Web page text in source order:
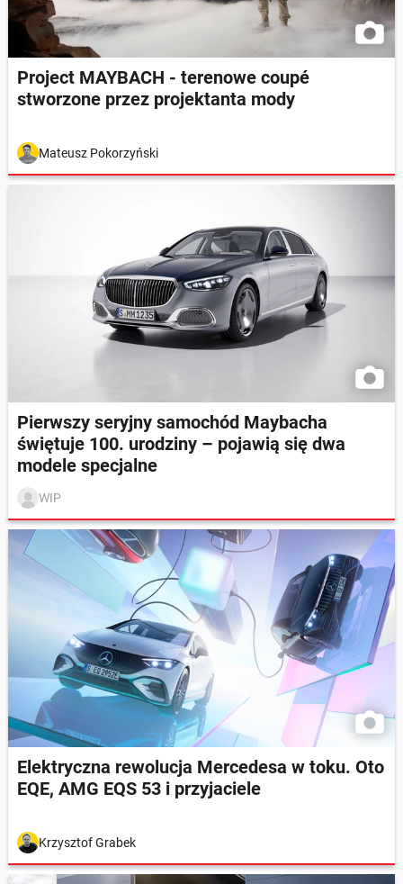
Project MAYBACH - terenowe coupé
stworzone przez projektanta mody
Mateusz Pokorzyński
Pierwszy seryjny samochód Maybacha
świętuje 100. urodziny – pojawią się dwa
modele specjalne
WIP
Elektryczna rewolucja Mercedesa w toku. Oto
EQE, AMG EQS 53 i przyjaciele
Krzysztof Grabek